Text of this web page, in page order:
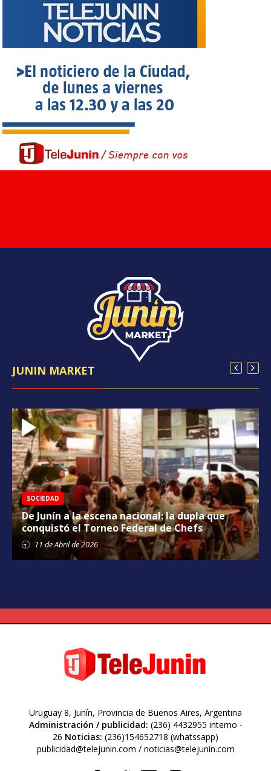
JUNIN MARKET
SOCIEDAD
De Junín a la escena nacional: la dupla que
conquistó el Torneo Federal de Chefs
11 deAbrilde 2026
Uruguay 8, Junín, Provincia de Buenos Aires, Argentina
Administración / publicidad: (236) 4432955 interno -
26 Noticias: (236)154652718 (whatssapp)
publicidad@telejunin.com / noticias@telejunin.com